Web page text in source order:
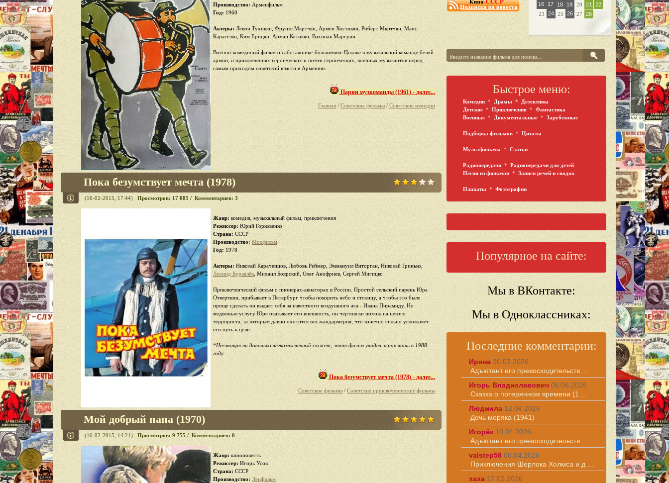
Производство: Арменфильм
Год: 1960
Актеры: Левон Тухикян, Фрунзе Мкртчян, Армен Хостикян, Роберт Мкртчян, Маис
Карагезян, Ким Ерицян, Арман Котикян, Вахинак Маргуни
Военно-комединый фильм о саботажнике-большевике Цолаке в музыкальной команде белой
армии, о приключениях героических и почти героических, военных музыкантов перед
самым приходом советской власти в Армению.
Парни музкоманды (1961) - далее...
Главная / Советские фильмы / Советские комедии
Пока безумствует мечта (1978)
(16-02-2015, 17:44) Просмотров: 17 085 / Комментариев: 3
Жанр: комедия, музыкальный фильм, приключения
Режиссер: Юрий Горковенко
Страна: СССР
Производство: Мосфильм
Год: 1978
Актеры: Николай Караченцов, Любовь Реймер, Эммануил Виторган, Николай Гринько,
Леонид Куравлёв , Михаил Боярский, Олег Анофриев, Сергей Мигицко
Приключенческий фильм о пионерах-авиаторах в России. Простой сельский парень Юра
Отверткин, прибывает в Петербург чтобы покорить небо и столицу, а чтобы это было
проще сделать он выдает себя за известного воздушного аса - Ивана Пирамиду. Но
медвежью услугу Юре оказывает его внешность, он чертовски похож на некого
террориста, за которым давно охотится вся жандармерия, что конечно сильно усложняет
его путь к цели.
*Несмотря на довольно легкомысленный сюжет, этот фильм увидел экран лишь в 1988
году.
Пока безумствует мечта (1978) - далее...
Советские фильмы /Советские приключенческие фильмы
Мой добрый папа (1970)
(16-02-2015, 14:21) Просмотров: 9 755 / Комментариев: 0
Жанр: киноповесть
Режиссер: Игорь Усов
Страна: СССР
Производство: Ленфильм
16
17 18 19 20 21
22
23
24 25 26 27 28
Быстрое меню:
Комедии * Драмы *
Детективы
Детские * Приключения * Фантастика
Военные * Документальные * Зарубежные
Подборка фильмов * Цитаты
Мультфильмы * Статьи
Радиопередачи * Радиопередачи для детей
Песни из фильмов * Записи речей и сводок
Плакаты * Фотографии
Популярное на сайте:
Мы в ВКонтакте:
Мы в Одноклассниках:
Последние комментарии:
Ирина 30.07.2026
Адъютант его превосходительств ...
Игорь Владиславович 06.06.2026
Сказка о потерянном времени (1 ...
Людмила 12.04.2026
Дочь моряка (1941)
Игорёк 10.04.2026
Адъютант его превосходительств ...
valstep58 06.04.2026
Приключения Шерлока Холмса и д ...
хаха 17.02.2026